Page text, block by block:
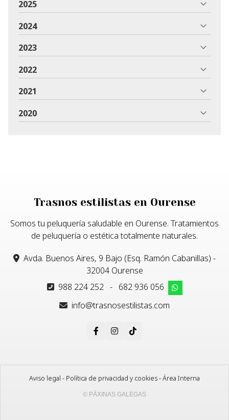
2025
2024
2023
2022
2021
2020
Trasnos estilistas en Ourense
Somos tu peluquería saludable en Ourense. Tratamientos
de peluquería o estética totalmente naturales.
Avda. Buenos Aires, 9 Bajo (Esq. Ramón Cabanillas) -
32004 Ourense
988 224 252 -
682 936 056
info@trasnosestilistas.com
Aviso legal - Política de privacidad y cookies-Área Interna
© PÁXINAS GALEGAS